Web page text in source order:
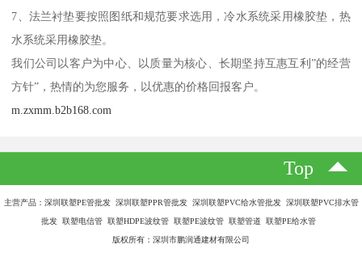
7、法兰衬垫要按照图纸和规范要求选用，冷水系统采用橡胶垫，热
水系统采用橡胶垫。
我们公司以客户为中心、以质量为核心、长期坚持互惠互利”的经营
方针”，热情的为您服务，以优惠的价格回报客户。
m.zxmm.b2b168.com
Top
主营产品：深圳联塑PE管批发 深圳联塑PPR管批发 深圳联塑PVC给水管批发 深圳联塑PVC排水管
批发 联塑电信管 联塑HDPE波纹管 联塑PE波纹管 联塑管道 联塑PE给水管
版权所有：深圳市鹏润通建材有限公司